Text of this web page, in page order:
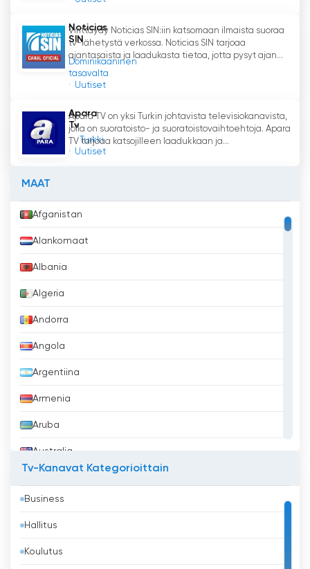
Noticias
SIN
Dominikaaninen
tasavalta
Uutiset
Virittäydy Noticias SIN:iin katsomaan ilmaista suoraa
tv-lähetystä verkossa. Noticias SIN tarjoaa
ajantasaista ja laadukasta tietoa, jotta pysyt ajan...
Apara
Tv
Turkki
Uutiset
Apara TV on yksi Turkin johtavista televisiokanavista,
jolla on suoratoisto- ja suoratoistovaihtoehtoja. Apara
TV tarjoaa katsojilleen laadukkaan ja...
MAAT
Afganistan
Alankomaat
Albania
Algeria
Andorra
Angola
Argentiina
Armenia
Aruba
Australia
Bahrain
Bangladesh
Barbados
Tv-Kanavat Kategorioittain
Business
Hallitus
Koulutus